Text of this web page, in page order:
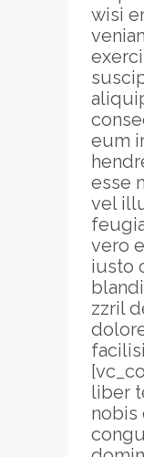
wisi
eum
esse
vel
vero
iusto
zzril
liber
nobis